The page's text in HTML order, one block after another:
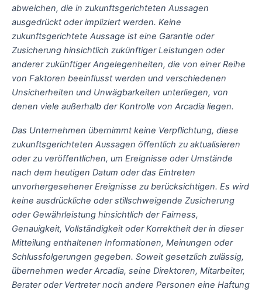
abweichen, die in zukunftsgerichteten Aussagen
ausgedrückt oder impliziert werden. Keine
zukunftsgerichtete Aussage ist eine Garantie oder
Zusicherung hinsichtlich zukünftiger Leistungen oder
anderer zukünftiger Angelegenheiten, die von einer Reihe
von Faktoren beeinflusst werden und verschiedenen
Unsicherheiten und Unwägbarkeiten unterliegen, von
denen viele außerhalb der Kontrolle von Arcadia liegen.
Das Unternehmen übernimmt keine Verpflichtung, diese
zukunftsgerichteten Aussagen öffentlich zu aktualisieren
oder zu veröffentlichen, um Ereignisse oder Umstände
nach dem heutigen Datum oder das Eintreten
unvorhergesehener Ereignisse zu berücksichtigen. Es wird
keine ausdrückliche oder stillschweigende Zusicherung
oder Gewährleistung hinsichtlich der Fairness,
Genauigkeit, Vollständigkeit oder Korrektheit der in dieser
Mitteilung enthaltenen Informationen, Meinungen oder
Schlussfolgerungen gegeben. Soweit gesetzlich zulässig,
übernehmen weder Arcadia, seine Direktoren, Mitarbeiter,
Berater oder Vertreter noch andere Personen eine Haftung